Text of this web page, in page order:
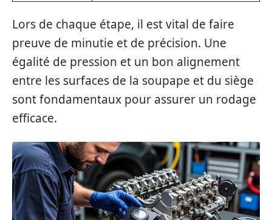
Lors de chaque étape, il est vital de faire
preuve de minutie et de précision. Une
égalité de pression et un bon alignement
entre les surfaces de la soupape et du siège
sont fondamentaux pour assurer un rodage
efficace.